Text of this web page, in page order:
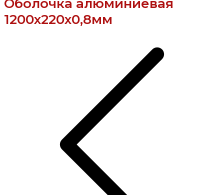
Оболочка алюминиевая
1200х220х0,8мм